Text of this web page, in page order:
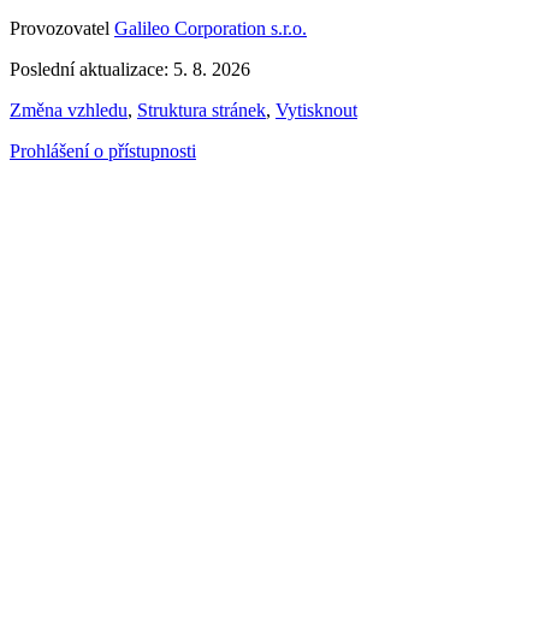
Provozovatel Galileo Corporation s.r.o.
Poslední aktualizace: 5. 8. 2026
Změna vzhledu, Struktura stránek, Vytisknout
Prohlášení o přístupnosti